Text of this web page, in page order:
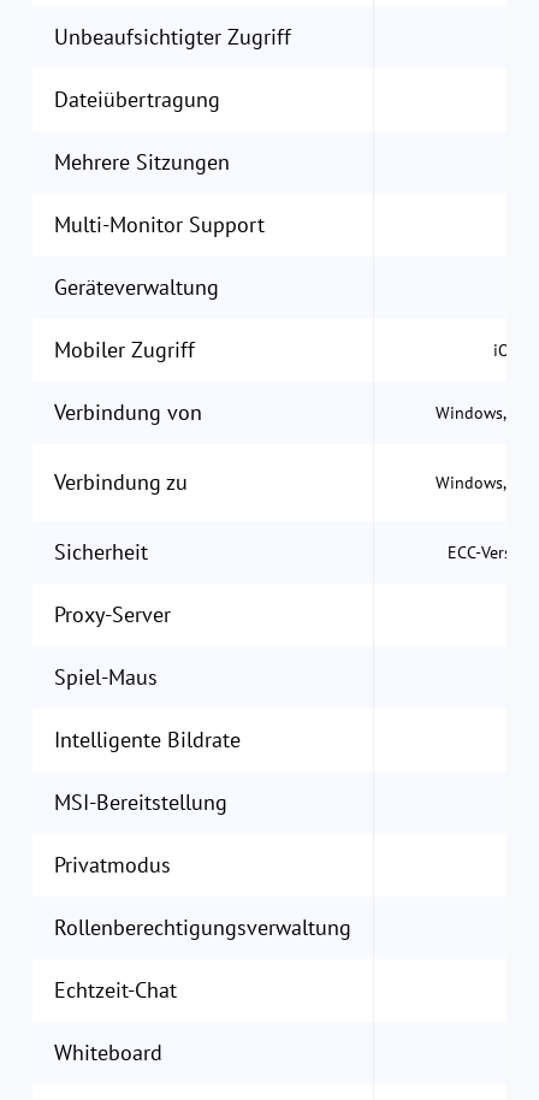
Unbeaufsichtigter Zugriff
Dateiübertragung
Mehrere Sitzungen
Multi-Monitor Support
Geräteverwaltung
Mobiler Zugriff iOS
Verbindung von Windows,
Verbindung zu Windows,
Sicherheit ECC-
Proxy-Server
Spiel-Maus
Intelligente Bildrate
MSI-Bereitstellung
Privatmodus
Rollenberechtigungsverwaltung
Echtzeit-Chat
Whiteboard